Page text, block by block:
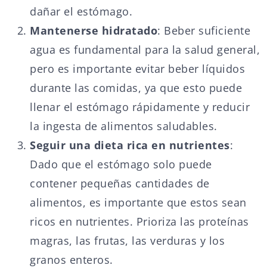
dañar el estómago.
Mantenerse hidratado: Beber suficiente
agua es fundamental para la salud general,
pero es importante evitar beber líquidos
durante las comidas, ya que esto puede
llenar el estómago rápidamente y reducir
la ingesta de alimentos saludables.
Seguir una dieta rica en nutrientes:
Dado que el estómago solo puede
contener pequeñas cantidades de
alimentos, es importante que estos sean
ricos en nutrientes. Prioriza las proteínas
magras, las frutas, las verduras y los
granos enteros.